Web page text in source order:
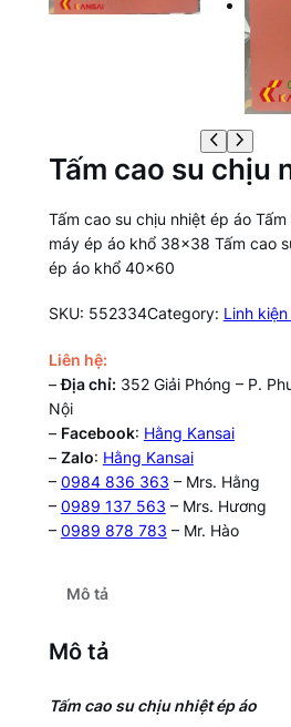
Tấm cao su chịu
Tấm cao su chịu nhiệt ép áo
máy ép áo khổ 38×38 Tấm cao
ép áo khổ 40×60
SKU: 552334Category: Linh
Liên hệ:
–Địa chỉ: 352 Giải Phóng – P.
Nội
– Facebook: Hằng Kansai
– Zalo: Hằng Kansai
– 0984 836 363 – Mrs. Hằng
– 0989 137 563 – Mrs. Hương
– 0989 878 783 – Mr. Hào
Mô tả
Mô tả
Tấm cao su chịu nhiệt ép áo